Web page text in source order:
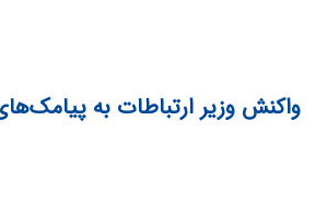
واکنش وزیر ارتباطات به